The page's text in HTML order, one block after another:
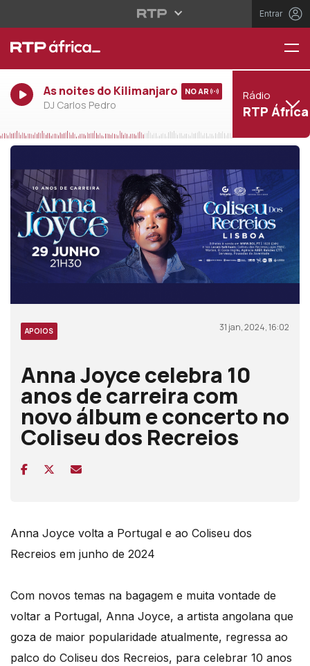
Entrar
As noites do Kilimanjaro
DJ Carlos Pedro
NO AR Rádio
RTP África
APOIOS 31 jan, 2024, 16:02
Anna Joyce celebra 10
anos de carreira com
novo álbum e concerto no
Coliseu dos Recreios
Anna Joyce volta a Portugal e ao Coliseu dos
Recreios em junho de 2024
Com novos temas na bagagem e muita vontade de
voltar a Portugal, Anna Joyce, a artista angolana que
goza de maior popularidade atualmente, regressa ao
palco do Coliseu dos Recreios, para celebrar 10 anos